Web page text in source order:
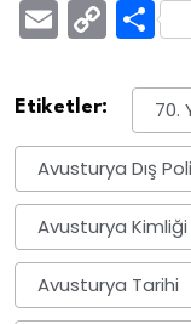
Email
Link
Etiketler: 70.
Avusturya Dış
Avusturya Kimliği
Avusturya Tarihi